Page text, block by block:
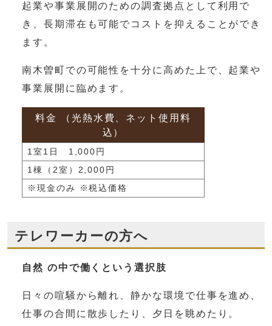
起業や事業展開のための調査拠点として利用で
き、長期滞在も可能でコストを抑えることができ
ます。
南木曽町での可能性を十分に高めた上で、起業や
事業展開に臨めます。
料金 （光熱水費、ネット使用料
込）
1室1日 1,000円
1棟（2室）2,000円
※現金のみ ※税込価格
テレワーカーの方へ
自然 の中で働くという選択肢
日々の喧騒から離れ、静かな環境で仕事を進め、
仕事の合間に散歩したり、夕日を眺めたり。